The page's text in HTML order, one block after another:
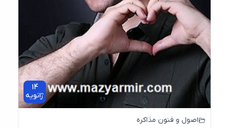
14
ژانویه
اصول و فنون مذاکره